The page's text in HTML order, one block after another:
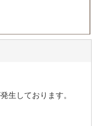
生しております。